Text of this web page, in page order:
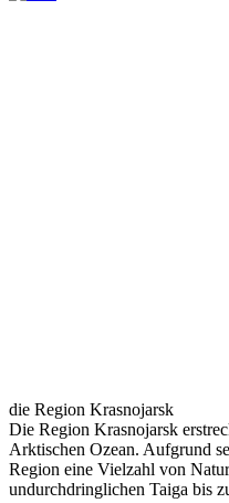
die Region Krasnojarsk
Die Region Krasnojarsk
Arktischen Ozean. Aufgrund
Region eine Vielzahl von
undurchdringlichen Taiga bis